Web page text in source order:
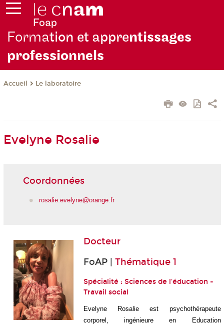
Formation et apprentissages
professionnels
Accueil Le laboratoire
Evelyne Rosalie
Coordonnées
rosalie.evelyne@orange.fr
Docteur
FoAP | Thématique 1
Spécialité : Sciences de l'éducation -
Travail social
Evelyne Rosalie est psychothérapeute
corporel, ingénieure en Education